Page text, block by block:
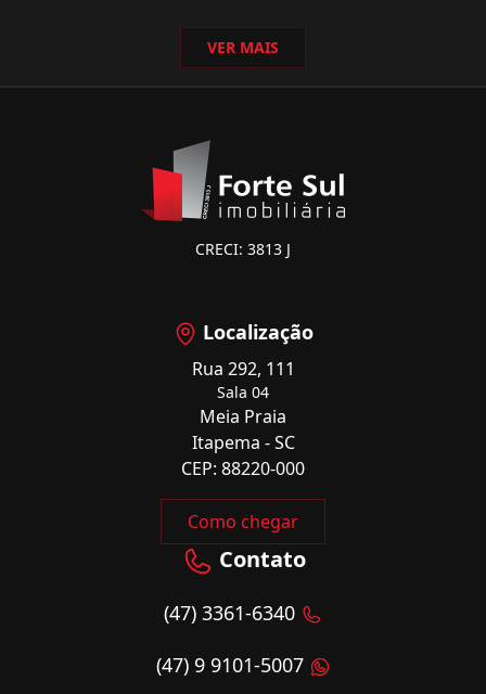
VER MAIS
CRECI: 3813 J
Localização
Rua 292, 111
Sala 04
Meia Praia
Itapema - SC
CEP: 88220-000
Como chegar
Contato
(47) 3361-6340
(47) 9 9101-5007